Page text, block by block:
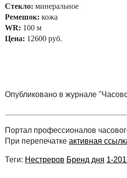
Стекло: минеральное
Ремешок: кожа
WR: 100 м
Цена: 12600 руб.
Опубликовано в журнале
Портал профессионалов
При перепечатке активная
Теги: Нестреров Бренд дня 1-